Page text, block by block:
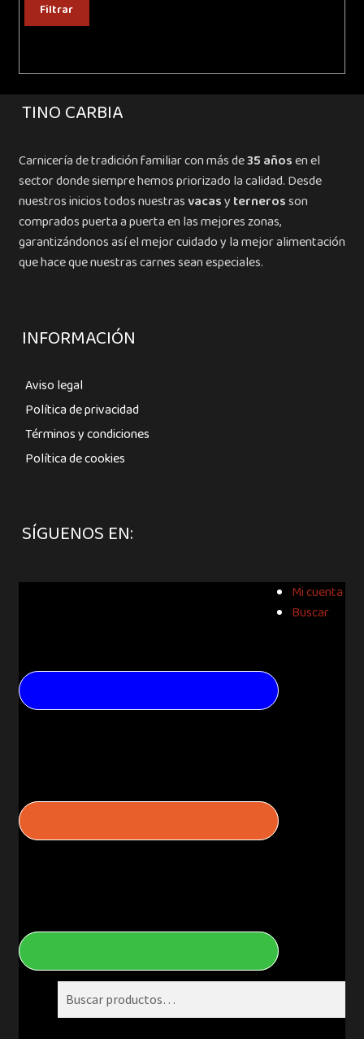
Filtrar
TINO CARBIA
Carnicería de tradición familiar con más de35 añosen el
sector donde siempre hemos priorizado la calidad. Desde
nuestros inicios todos nuestrasvacasy ternerosson
comprados puerta a puerta en las mejores zonas,
garantizándonos así el mejor cuidado y la mejor alimentación
que hace que nuestras carnes sean especiales.
INFORMACIÓN
Aviso legal
Política de privacidad
Términos y condiciones
Política de cookies
SÍGUENOS EN:
Mi cuenta
Buscar
Buscar
por: